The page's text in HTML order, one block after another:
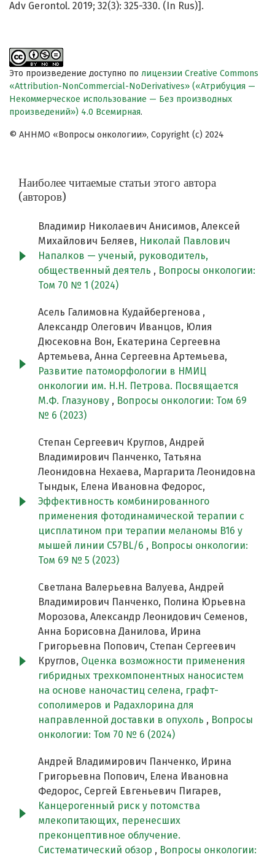
Adv Gerontol. 2019; 32(3): 325-330. (In Rus)].
Это произведение доступно по лицензии Creative Commons
«Attribution-NonCommercial-NoDerivatives» («Атрибуция —
Некоммерческое использование — Без производных
произведений») 4.0 Всемирная.
© АННМО «Вопросы онкологии», Copyright (c) 2024
Наиболее читаемые статьи этого автора
(авторов)
Владимир Николаевич Анисимов, Алексей
Михайлович Беляев, Николай Павлович
Напалков — ученый, руководитель,
общественный деятель , Вопросы онкологии:
Том 70 № 1 (2024)
Асель Галимовна Кудайбергенова ,
Александр Олегович Иванцов, Юлия
Дюсековна Вон, Екатерина Сергеевна
Артемьева, Анна Сергеевна Артемьева,
Развитие патоморфологии в НМИЦ
онкологии им. Н.Н. Петрова. Посвящается
М.Ф. Глазунову , Вопросы онкологии: Том 69
№ 6 (2023)
Степан Сергеевич Круглов, Андрей
Владимирович Панченко, Татьяна
Леонидовна Нехаева, Маргарита Леонидовна
Тындык, Елена Ивановна Федорос,
Эффективность комбинированного
применения фотодинамической терапии с
цисплатином при терапии меланомы B16 у
мышей линии C57BL/6 , Вопросы онкологии:
Том 69 № 5 (2023)
Светлана Валерьевна Валуева, Андрей
Владимирович Панченко, Полина Юрьевна
Морозова, Александр Леонидович Семенов,
Анна Борисовна Данилова, Ирина
Григорьевна Попович, Степан Сергеевич
Круглов, Оценка возможности применения
гибридных трехкомпонентных наносистем
на основе наночастиц селена, графт-
сополимеров и Радахлорина для
направленной доставки в опухоль , Вопросы
онкологии: Том 70 № 6 (2024)
Андрей Владимирович Панченко, Ирина
Григорьевна Попович, Елена Ивановна
Федорос, Сергей Евгеньевич Пигарев,
Канцерогенный риск у потомства
млекопитающих, перенесших
преконцептивное облучение.
Систематический обзор , Вопросы онкологии: